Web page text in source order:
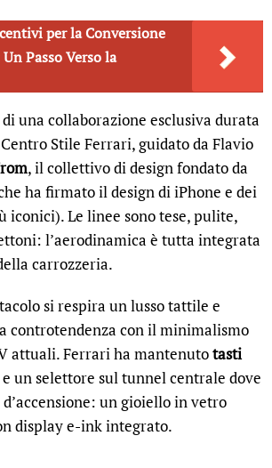
per la Conversione
Passo Verso la
una collaborazione esclusiva durata
Stile Ferrari, guidato da Flavio
, il collettivo di design fondato da
ha firmato il design di iPhone e dei
iconici). Le linee sono tese, pulite,
l’aerodinamica è tutta integrata
carrozzeria.
si respira un lusso tattile e
controtendenza con il minimalismo
attuali. Ferrari ha mantenutotasti
e un selettore sul tunnel centrale dove
un gioiello in vetro
display e-ink integrato.